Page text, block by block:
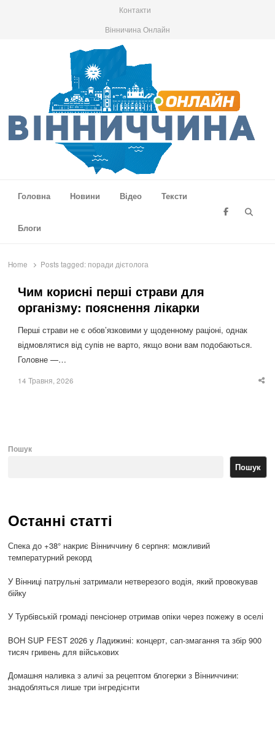
Контакти
Вінничина Онлайн
Головна
Новини Відео Тексти
Блоги
Home Posts tagged: поради дієтолога
Чим корисні перші страви для
організму: пояснення лікарки
Перші страви не є обов’язковими у щоденному раціоні, однак
відмовлятися від супів не варто, якщо вони вам подобаються.
Головне —…
14 Травня, 2026
Пошук
Пошук
Останні статті
Спека до +38° накриє Вінниччину 6 серпня: можливий
температурний рекорд
У Вінниці патрульні затримали нетверезого водія, який провокував
бійку
У Турбівській громаді пенсіонер отримав опіки через пожежу в оселі
BOH SUP FEST 2026 у Ладижині: концерт, сап-змагання та збір 900
тисяч гривень для військових
Домашня наливка з аличі за рецептом блогерки з Вінниччини:
знадобляться лише три інгредієнти